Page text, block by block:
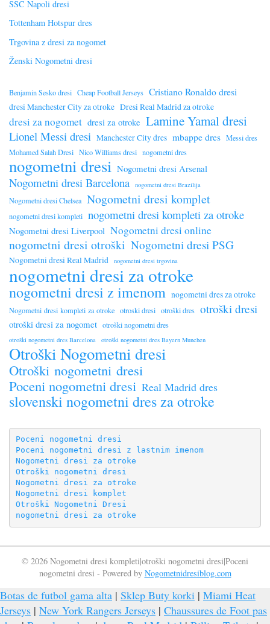
SSC Napoli dresi
Tottenham Hotspur dres
Trgovina z dresi za nogomet
Ženski Nogometni dresi
Benjamin Sesko dresi Cheap Football Jerseys Cristiano Ronaldo dresi
dresi Manchester City za otroke Dresi Real Madrid za otroke
dresi za nogomet dresi za otroke Lamine Yamal dresi
Lionel Messi dresi Manchester City dres mbappe dres Messi dres
Mohamed Salah Dresi Nico Williams dresi nogometni dres
nogometni dresi Nogometni dresi Arsenal
Nogometni dresi Barcelona nogometni dresi Brazilija
Nogometni dresi Chelsea Nogometni dresi komplet
nogometni dresi kompleti nogometni dresi kompleti za otroke
Nogometni dresi Liverpool Nogometni dresi online
nogometni dresi otroški Nogometni dresi PSG
Nogometni dresi Real Madrid nogometni dresi trgovina
nogometni dresi za otroke
nogometni dresi z imenom nogometni dres za otroke
Nogometni dresi kompleti za otroke otroski dresi otroški dres otroški dresi
otroški dresi za nogomet otroški nogometni dres
otroški nogometni dres Barcelona otroški nogometni dres Bayern Munchen
Otroški Nogometni dresi
Otroški nogometni dresi
Poceni nogometni dresi Real Madrid dres
slovenski nogometni dres za otroke
Poceni nogometni dresi
Poceni nogometni dresi z lastnim imenom
Nogometni dresi za otroke
Otroški nogometni dresi
Nogometni dresi za otroke
Nogometni dresi komplet
Otroški Nogometni Dresi
nogometni dresi za otroke
© 2026 Nogometni dresi kompleti|otroški nogometni dresi|Poceni
nogometni dresi - Powered by Nogometnidresiblog.com
Botas de futbol gama alta | Sklep Buty korki | Miami Heat
Jerseys | New York Rangers Jerseys | Chaussures de Foot pas